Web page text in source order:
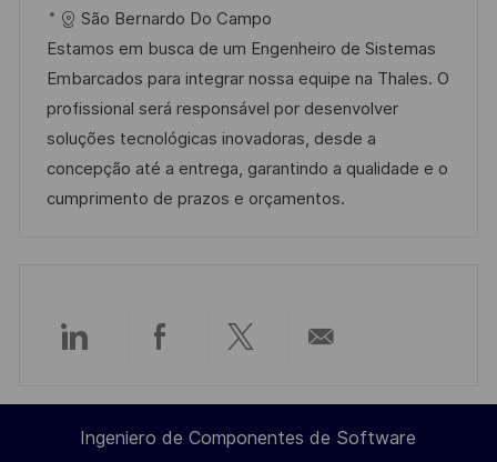
c
a
c
i
ó
n
c
h
a
d
e
p
u
a
i
ó
D
d
e
e
m
p
l
a
t
e
g
o
r
í
São Bernardo Do Campo
Estamos em busca de um Engenheiro de Sistemas
Embarcados para integrar nossa equipe na Thales. O
profissional será responsável por desenvolver
soluções tecnológicas inovadoras, desde a
concepção até a entrega, garantindo a qualidade e o
cumprimento de prazos e orçamentos.
Compartir
a
Compartir
a
Compartir
a
por
Ingeniero de Componentes de Software